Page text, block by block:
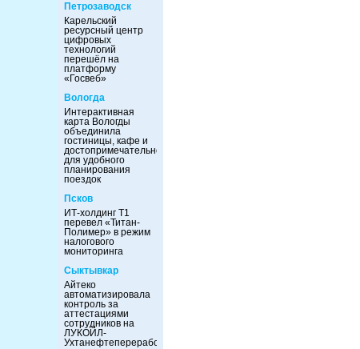
Петрозаводск
Карельский
ресурсный центр
цифровых
технологий
перешёл на
платформу
«Госвеб»
Вологда
Интерактивная
карта Вологды
объединила
гостиницы, кафе и
достопримечательности
для удобного
планирования
поездок
Псков
ИТ-холдинг Т1
перевел «Титан-
Полимер» в режим
налогового
мониторинга
Сыктывкар
Айтеко
автоматизировала
контроль за
аттестациями
сотрудников на
ЛУКОЙЛ-
Ухтанефтепереработка